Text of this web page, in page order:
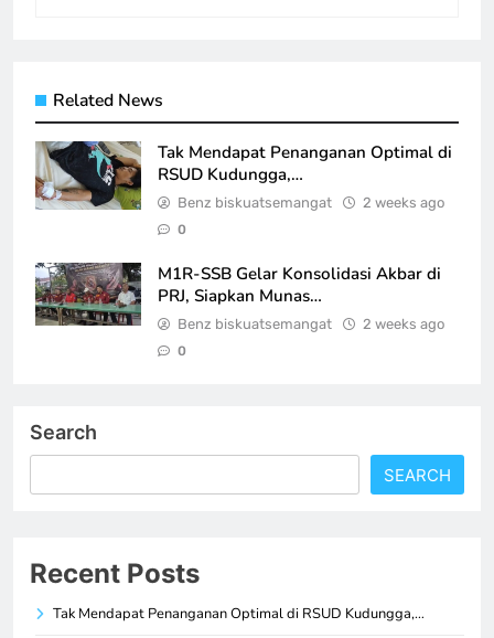
Related News
Tak Mendapat Penanganan Optimal di
RSUD Kudungga,…
Benz biskuatsemangat 2 weeks ago
0
M1R-SSB Gelar Konsolidasi Akbar di
PRJ, Siapkan Munas…
Benz biskuatsemangat 2 weeks ago
0
Search
SEARCH
Recent Posts
Tak Mendapat Penanganan Optimal di RSUD Kudungga,…